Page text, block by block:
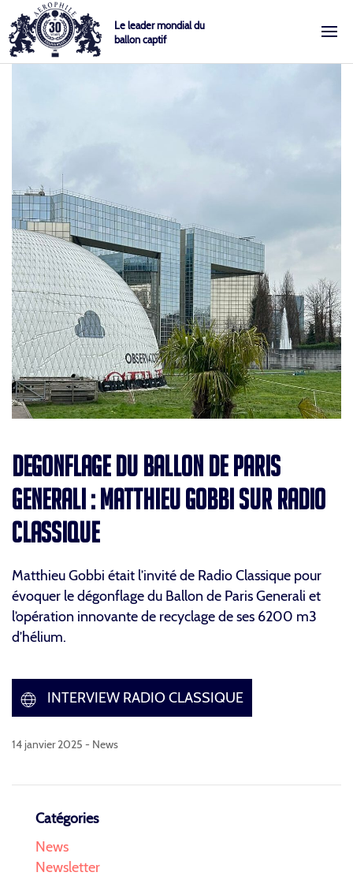
to
content
Aérophile – Le leader mondial du ballon captif
Le leader mondial du
ballon captif
DEGONFLAGE DU BALLON DE PARIS
GENERALI : MATTHIEU GOBBI SUR RADIO
CLASSIQUE
Matthieu Gobbi était l’invité de Radio Classique pour
évoquer le dégonflage du Ballon de Paris Generali et
l’opération innovante de recyclage de ses 6200 m3
d’hélium.
INTERVIEW RADIO CLASSIQUE
14 janvier 2025 - News
Catégories
News
Newsletter
Cookies management panel